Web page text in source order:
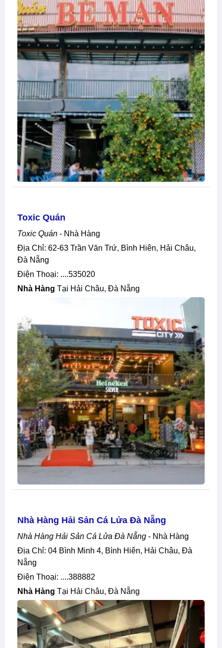
Toxic Quán
Toxic Quán - Nhà Hàng
Địa Chỉ: 62-63 Trần Văn Trứ, Bình Hiên, Hải Châu,
Đà Nẵng
Điện Thoại: ....535020
Nhà Hàng Tại Hải Châu, Đà Nẵng
Nhà Hàng Hải Sản Cá Lửa Đà Nẵng
Nhà Hàng Hải Sản Cá Lửa Đà Nẵng - Nhà Hàng
Địa Chỉ: 04 Bình Minh 4, Bình Hiên, Hải Châu, Đà
Nẵng
Điện Thoại: ....388882
Nhà Hàng Tại Hải Châu, Đà Nẵng